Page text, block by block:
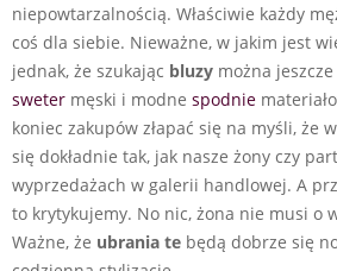
niepowtarzalnością. Właściwie każdy
coś dla siebie. Nieważne, w jakim jest
jednak, że szukając bluzy można
sweter męski i modne spodnie
koniec zakupów złapać się na myśli, że
się dokładnie tak, jak nasze żony czy
wyprzedażach w galerii handlowej. A
to krytykujemy. No nic, żona nie musi o
Ważne, że ubrania te będą dobrze się